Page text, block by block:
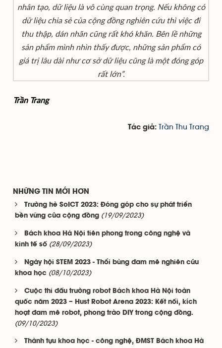
nhân tạo, dữ liệu là vô cùng quan trọng. Nếu không có
dữ liệu chia sẻ của cộng đồng nghiên cứu thì việc đi
thu thập, dán nhãn cũng rất khó khăn. Bên lề những
sản phẩm mình nhìn thấy được, những sản phẩm có
giá trị lâu dài như cơ sở dữ liệu cũng là một đóng góp
rất lớn”.
Trần Trang
Tác giả: Trần Thu Trang
NHỮNG TIN MỚI HƠN
Trường hè SoICT 2023: Đóng góp cho sự phát triển
bền vững của cộng đồng (19/09/2023)
Bách khoa Hà Nội tiên phong trong công nghệ và
kinh tế số (28/09/2023)
Ngày hội STEM 2023 - Thổi bùng đam mê nghiên cứu
khoa học (08/10/2023)
Cuộc thi đấu trường robot Bách khoa Hà Nội toàn
quốc năm 2023 – Hust Robot Arena 2023: Kết nối, kích
hoạt đam mê robot, phong trào DIY trong cộng đồng.
(09/10/2023)
Thành tựu khoa học - công nghệ, ĐMST Bách khoa Hà